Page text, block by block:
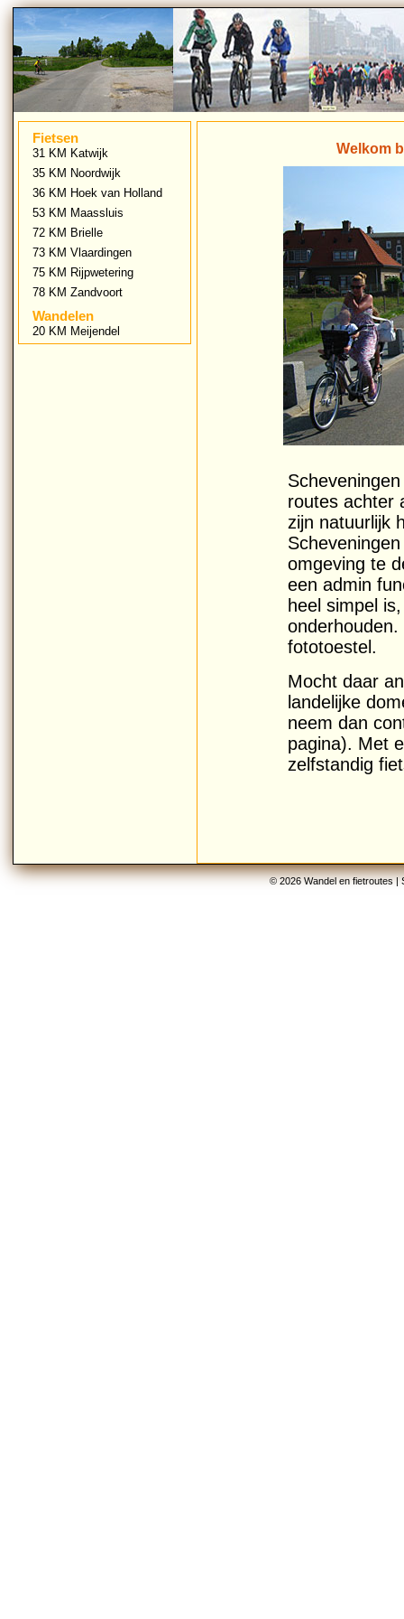
Fietsen
31 KM Katwijk
35 KM Noordwijk
36 KM Hoek van Holland
53 KM Maassluis
72 KM Brielle
73 KM Vlaardingen
75 KM Rijpwetering
78 KM Zandvoort
Wandelen
20 KM Meijendel
Welkom
routes achter
zijn natuurlijk
omgeving te
een admin
heel simpel
fototoestel.
Mocht daar
landelijke
neem dan
pagina). Met
zelfstandig
© 2026 Wandel en fietroutes |